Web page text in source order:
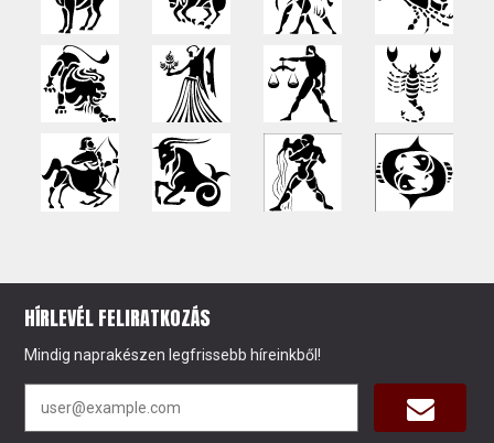
HÍRLEVÉL FELIRATKOZÁS
Mindig naprakészen legfrissebb híreinkből!